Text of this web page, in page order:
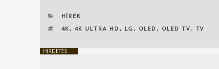
KATEGÓRIÁK
HÍREK
CÍMKÉK
4K , 4K ULTRA HD , LG , OLED , OLED TV , TV
HIRDETÉS